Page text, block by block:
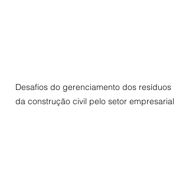
Desafios do gerenciamento dos resíduos
da construção civil pelo setor empresarial